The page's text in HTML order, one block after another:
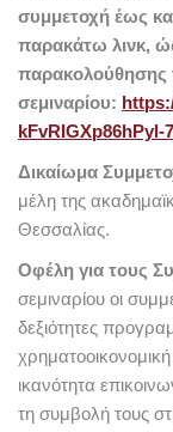
συμμετοχή έως
παρακάτω λινκ,
παρακολούθησης
σεμιναρίου:
kFvRIGXp86hPyl-
Δικαίωμα
μέλη της
Θεσσαλίας.
Οφέλη για τους
σεμιναρίου οι
δεξιότητες
χρηματοοικονομική
ικανότητα
τη συμβολή τους